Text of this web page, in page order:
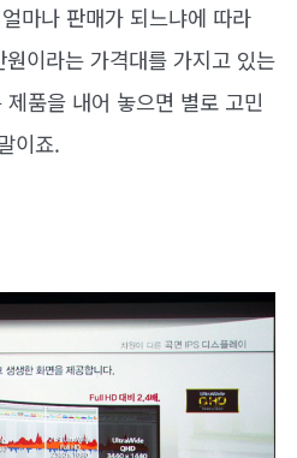
마나 판매가 되느냐에 따라
이라는 가격대를 가지고 있는
품을 내어 놓으면 별로 고민
이죠.